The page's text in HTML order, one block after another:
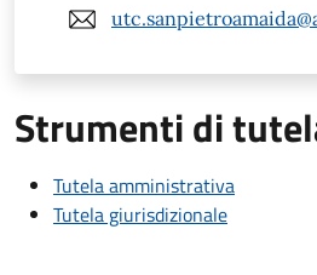
Strumenti di
Tutela amministrativa
Tutela giurisdizionale